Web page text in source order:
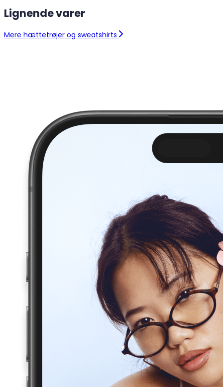
Lignende varer
Mere hættetrøjer og sweatshirts